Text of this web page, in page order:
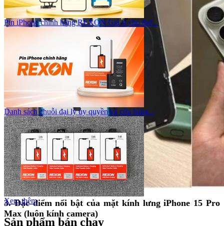
3. Đặc điểm nổi bật của mặt kính lưng iPhone 15 Pro
Max (luôn kính camera)
Pin iPhone chính hãng REXON Giá sỉ cho thợ...
Danh sách chuỗi đại lý ủy quyền và cửa hàng...
Xem thêm
Sản phẩm bán chạy